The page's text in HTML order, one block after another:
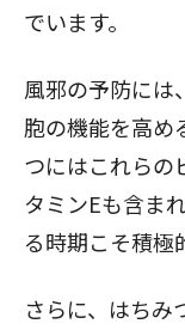
でいます。
風邪の予防には
胞の機能を高め
つにはこれらの
タミンEも含ま
る時期こそ積極
さらに、 はちみ